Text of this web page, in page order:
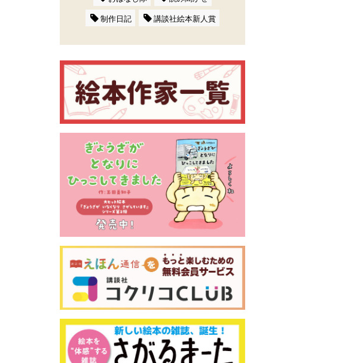
制作日記
講談社絵本新人賞